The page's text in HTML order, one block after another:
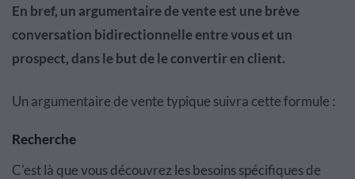
En bref, un argumentaire de vente est une brève
conversation bidirectionnelle entre vous et un
prospect, dans le but de le convertir en client.
Un argumentaire de vente typique suivra cette formule :
Recherche
C'est là que vous découvrez les besoins spécifiques de